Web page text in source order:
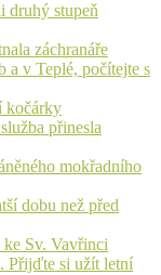
druhý stupeň
záchranáře
a v Teplé, počítejte s
kočárky
přinesla
mokřadního
dobu než před
Sv. Vavřinci
Přijďte si užít letní